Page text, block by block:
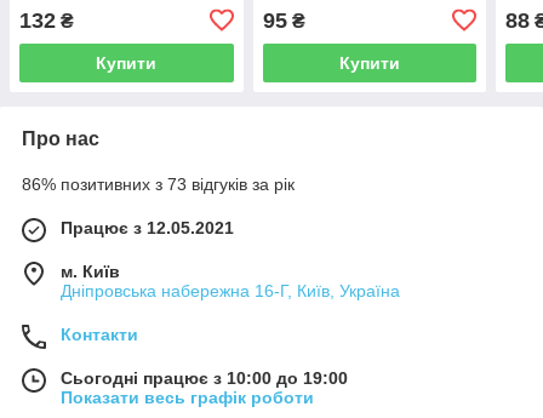
132 ₴
Купити
95₴
Купити
88
Про нас
86% позитивних з 73 відгуків за рік
Працює з 12.05.2021
м. Київ
Дніпровська набережна 16-Г, Київ, Україна
Контакти
Сьогодні працює з 10:00 до 19:00
Показати весь графік роботи